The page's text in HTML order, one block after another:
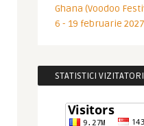
Ghana (Voodoo
6 - 19 februarie
STATISTICI VIZITATORI